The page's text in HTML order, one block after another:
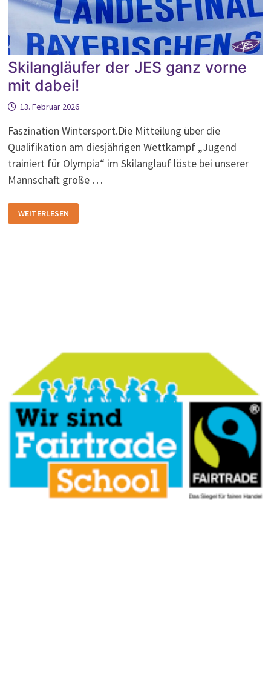
Skilangläufer der JES ganz vorne
mit dabei!
13. Februar 2026
Faszination Wintersport.Die Mitteilung über die
Qualifikation am diesjährigen Wettkampf „Jugend
trainiert für Olympia“ im Skilanglauf löste bei unserer
Mannschaft große …
DER
JES
WEITERLESEN